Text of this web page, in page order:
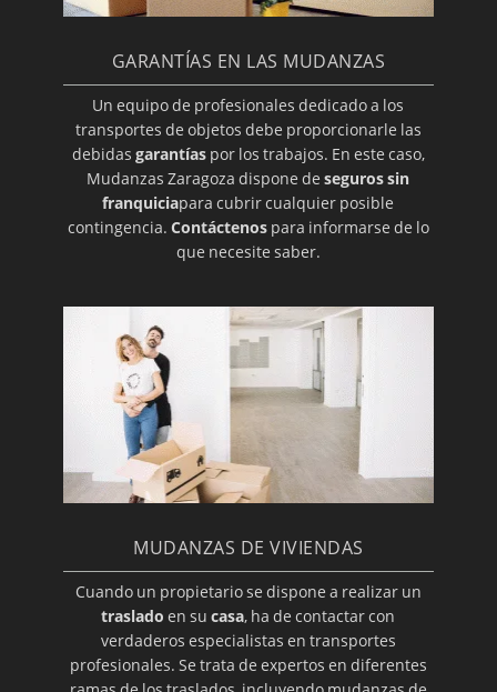
GARANTÍAS EN LAS MUDANZAS
Un equipo de profesionales dedicado a los
transportes de objetos debe proporcionarle las
debidas garantíaspor los trabajos. En este caso,
Mudanzas Zaragoza dispone deseguros sin
franquiciapara cubrir cualquier posible
contingencia. Contáctenospara informarse de lo
que necesite saber.
MUDANZAS DE VIVIENDAS
Cuando un propietario se dispone a realizar un
traslado en sucasa, ha de contactar con
verdaderos especialistas en transportes
profesionales. Se trata de expertos en diferentes